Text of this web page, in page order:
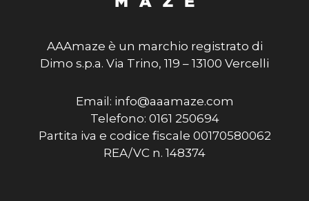
AAAmaze è un marchio registrato di
Dimo s.p.a. Via Trino, 119 – 13100 Vercelli
Email: info@aaamaze.com
Telefono: 0161 250694
Partita iva e codice fiscale 00170580062
REA/VC n. 148374